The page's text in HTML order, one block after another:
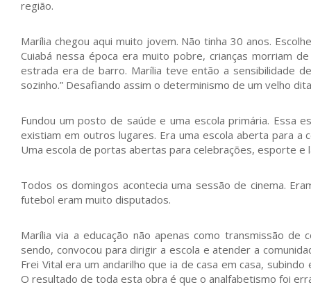
região.
Marília chegou aqui muito jovem. Não tinha 30 anos.
Cuiabá nessa época era muito pobre, crianças morriam
estrada era de barro. Marília teve então a sensibilidade
sozinho.” Desafiando assim o determinismo de um velho
Fundou um posto de saúde e uma escola primária. Essa
existiam em outros lugares. Era uma escola aberta para a
Uma escola de portas abertas para celebrações, esporte e
Todos os domingos acontecia uma sessão de cinema.
futebol eram muito disputados.
Marília via a educação não apenas como transmissão
sendo, convocou para dirigir a escola e atender a
Frei Vital era um andarilho que ia de casa em casa,
O resultado de toda esta obra é que o analfabetismo foi